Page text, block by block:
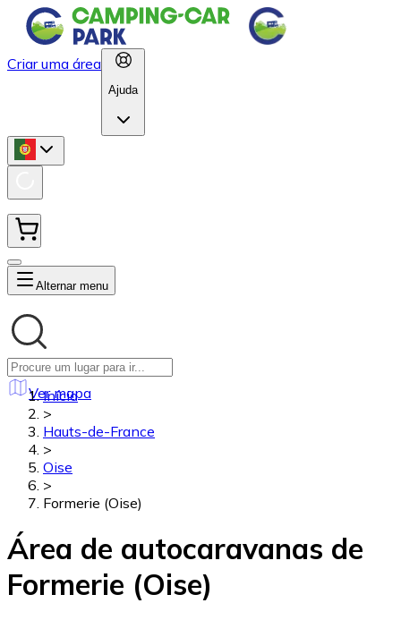
Criar uma área
Ajuda
Alternar menu
Ver mapa
Início
>
Hauts-de-France
>
Oise
>
Formerie (Oise)
Área de autocaravanas de
Formerie (Oise)